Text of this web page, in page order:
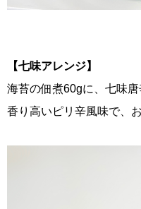
【七味アレンジ】
海苔の佃煮60gに、七味唐
香り高いピリ辛風味で、